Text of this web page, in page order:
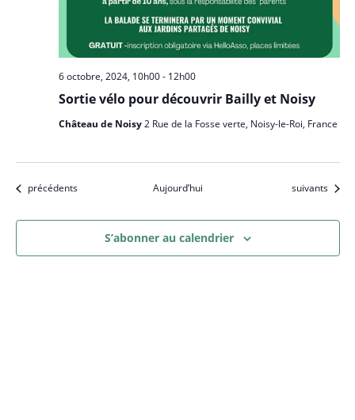
Sortie vélo pour découvrir Bailly et Noisy
6 octobre, 2024, 10h00- 12h00
Château de Noisy2 Rue de la Fosse verte, Noisy-le-Roi, France
Évènements
précédents Aujourd’hui Évènements
suivants
S’abonner au calendrier